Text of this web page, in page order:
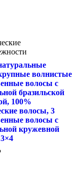
волнистые
волосы с
бразильской
100%
волосы, 3
волосы с
кружевной